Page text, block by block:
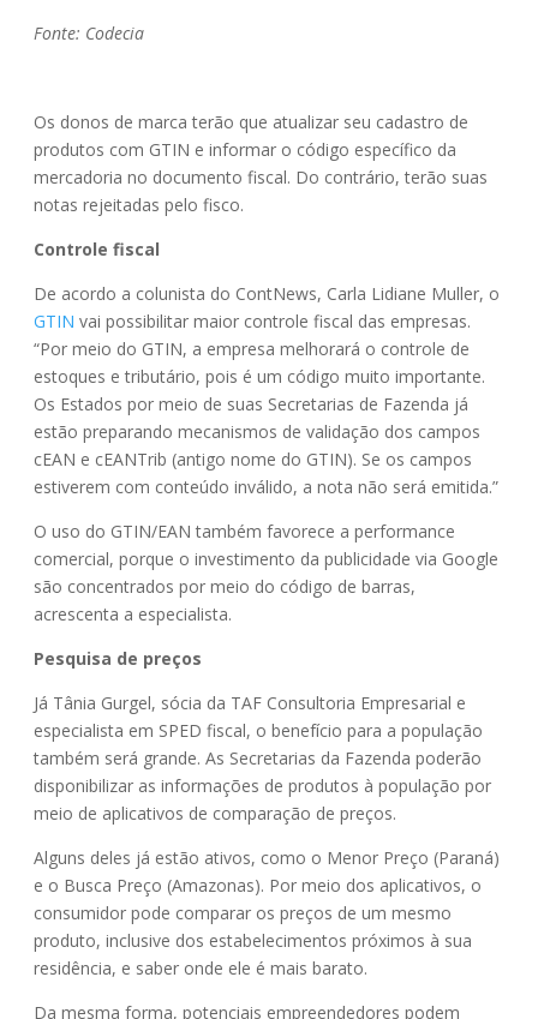
Fonte: Codecia
Os donos de marca terão que atualizar seu cadastro de
produtos com GTIN e informar o código específico da
mercadoria no documento fiscal. Do contrário, terão suas
notas rejeitadas pelo fisco.
Controle fiscal
De acordo a colunista do ContNews, Carla Lidiane Muller, o
GTIN vai possibilitar maior controle fiscal das empresas.
“Por meio do GTIN, a empresa melhorará o controle de
estoques e tributário, pois é um código muito importante.
Os Estados por meio de suas Secretarias de Fazenda já
estão preparando mecanismos de validação dos campos
cEAN e cEANTrib (antigo nome do GTIN). Se os campos
estiverem com conteúdo inválido, a nota não será emitida.”
O uso do GTIN/EAN também favorece a performance
comercial, porque o investimento da publicidade via Google
são concentrados por meio do código de barras,
acrescenta a especialista.
Pesquisa de preços
Já Tânia Gurgel, sócia da TAF Consultoria Empresarial e
especialista em SPED fiscal, o benefício para a população
também será grande. As Secretarias da Fazenda poderão
disponibilizar as informações de produtos à população por
meio de aplicativos de comparação de preços.
Alguns deles já estão ativos, como o Menor Preço (Paraná)
e o Busca Preço (Amazonas). Por meio dos aplicativos, o
consumidor pode comparar os preços de um mesmo
produto, inclusive dos estabelecimentos próximos à sua
residência, e saber onde ele é mais barato.
Da mesma forma, potenciais empreendedores podem